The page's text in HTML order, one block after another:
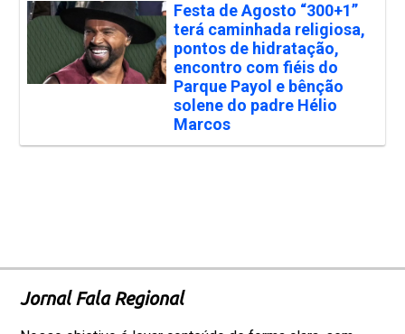
Festa de Agosto “300+1”
terá caminhada religiosa,
pontos de hidratação,
encontro com fiéis do
Parque Payol e bênção
solene do padre Hélio
Marcos
Jornal Fala Regional